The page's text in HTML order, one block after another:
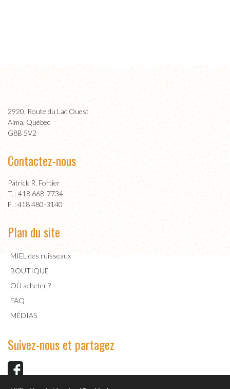
2920, Route du Lac Ouest
Alma, Québec
G8B 5V2
Contactez-nous
Patrick R. Fortier
T. : 418 668-7734
F. : 418 480-3140
Plan du site
MIEL des ruisseaux
BOUTIQUE
OÙ acheter ?
FAQ
MÉDIAS
Suivez-nous et partagez